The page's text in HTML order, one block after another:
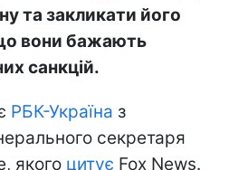
та закликати його
вони бажають
санкцій.
РБК-Україна з
секретаря
якого цитує Fox News.